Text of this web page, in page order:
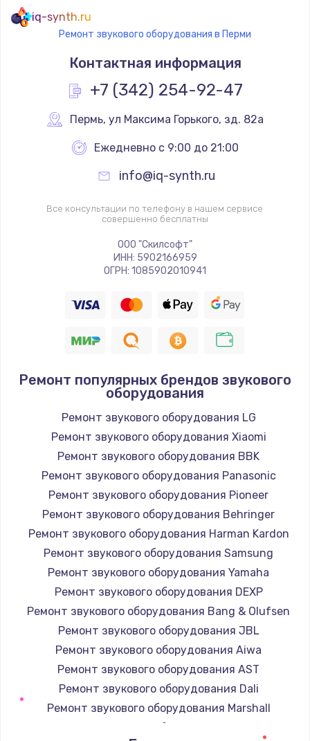
iq-synth.ru
Ремонт звукового оборудования в Перми
Контактная информация
+7 (342) 254-92-47
Пермь, ул Максима Горького, зд. 82а
Ежедневно с 9:00 до 21:00
info@iq-synth.ru
Все консультации по телефону в нашем сервисе
совершенно бесплатны
ООО "Скилсофт"
ИНН: 5902166959
ОГРН: 1085902010941
Ремонт популярных брендов звукового
оборудования
Ремонт звукового оборудования LG
Ремонт звукового оборудования Xiaomi
Ремонт звукового оборудования BBK
Ремонт звукового оборудования Panasonic
Ремонт звукового оборудования Pioneer
Ремонт звукового оборудования Behringer
Ремонт звукового оборудования Harman Kardon
Ремонт звукового оборудования Samsung
Ремонт звукового оборудования Yamaha
Ремонт звукового оборудования DEXP
Ремонт звукового оборудования Bang & Olufsen
Ремонт звукового оборудования JBL
Ремонт звукового оборудования Aiwa
Ремонт звукового оборудования AST
Ремонт звукового оборудования Dali
Ремонт звукового оборудования Marshall
Ремонт звукового оборудования Supra